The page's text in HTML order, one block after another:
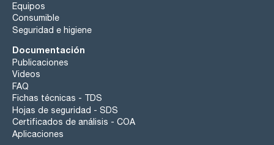
Equipos
Consumible
Seguridad e higiene
Documentación
Publicaciones
Videos
FAQ
Fichas técnicas - TDS
Hojas de seguridad - SDS
Certificados de análisis - COA
Aplicaciones